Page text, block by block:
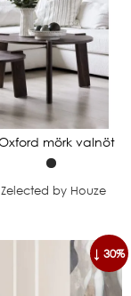
mörk valnöt
by Houze
↓ 30%